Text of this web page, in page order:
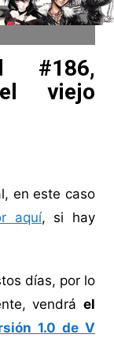
#186,
viejo
en este caso
aquí, si hay
días, por lo
vendráel
1.0 de V